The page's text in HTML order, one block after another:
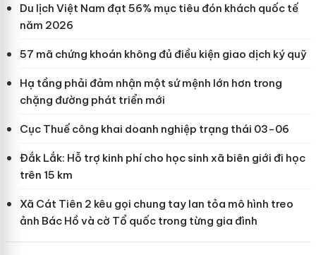
Du lịch Việt Nam đạt 56% mục tiêu đón khách quốc tế
năm 2026
57 mã chứng khoán không đủ điều kiện giao dịch ký quỹ
Hạ tầng phải đảm nhận một sứ mệnh lớn hơn trong
chặng đường phát triển mới
Cục Thuế công khai doanh nghiệp trạng thái 03-06
Đắk Lắk: Hỗ trợ kinh phí cho học sinh xã biên giới đi học
trên 15 km
Xã Cát Tiên 2 kêu gọi chung tay lan tỏa mô hình treo
ảnh Bác Hồ và cờ Tổ quốc trong từng gia đình